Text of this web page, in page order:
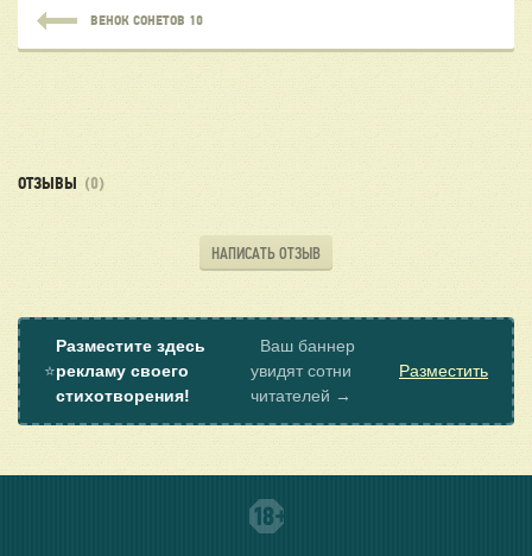
ВЕНОК СОНЕТОВ 10
ОТЗЫВЫ (0)
НАПИСАТЬ ОТЗЫВ
⭐
Разместите здесь
рекламу своего
стихотворения!
Ваш баннер
увидят сотни
читателей →
Разместить